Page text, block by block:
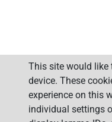
This site would like
device. These
experience on this
individual settings